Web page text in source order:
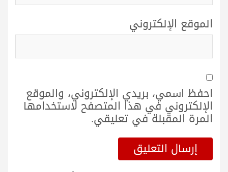
الموقع الإلكتروني
احفظ اسمي، بريدي الإلكتروني، والموقع
الإلكتروني في هذا المتصفح لاستخدامها
المرة المقبلة في تعليقي.